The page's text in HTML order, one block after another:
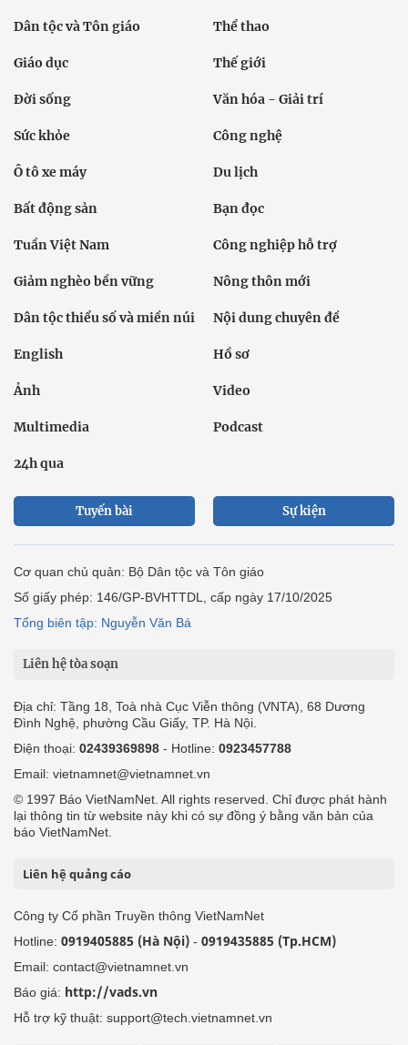
Dân tộc và Tôn giáo Thể thao
Giáo dục Thế giới
Đời sống Văn hóa - Giải trí
Sức khỏe Công nghệ
Ô tô xe máy Du lịch
Bất động sản Bạn đọc
Tuần Việt Nam Công nghiệp hỗ trợ
Giảm nghèo bền vững Nông thôn mới
Dân tộc thiểu số và miền núi Nội dung chuyên đề
English Hồ sơ
Ảnh Video
Multimedia Podcast
24h qua
Tuyến bài Sự kiện
Cơ quan chủ quản: Bộ Dân tộc và Tôn giáo
Số giấy phép: 146/GP-BVHTTDL, cấp ngày 17/10/2025
Tổng biên tập: Nguyễn Văn Bá
Liên hệ tòa soạn
Địa chỉ: Tầng 18, Toà nhà Cục Viễn thông (VNTA), 68 Dương
Đình Nghệ, phường Cầu Giấy, TP. Hà Nội.
Điện thoại: 02439369898 - Hotline: 0923457788
Email: vietnamnet@vietnamnet.vn
© 1997 Báo VietNamNet. All rights reserved. Chỉ được phát hành
lại thông tin từ website này khi có sự đồng ý bằng văn bản của
báo VietNamNet.
Liên hệ quảng cáo
Công ty Cổ phần Truyền thông VietNamNet
Hotline: 0919405885 (Hà Nội) - 0919435885 (Tp.HCM)
Email: contact@vietnamnet.vn
Báo giá: http://vads.vn
Hỗ trợ kỹ thuật: support@tech.vietnamnet.vn